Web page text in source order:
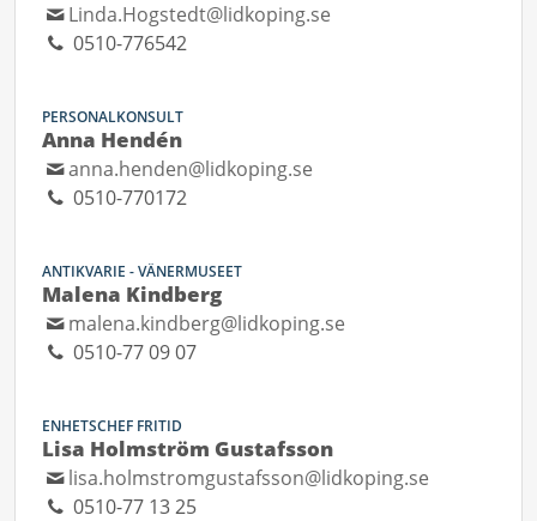
Linda.Hogstedt@lidkoping.se
0510-776542
PERSONALKONSULT
Anna Hendén
anna.henden@lidkoping.se
0510-770172
ANTIKVARIE - VÄNERMUSEET
Malena Kindberg
malena.kindberg@lidkoping.se
0510-77 09 07
ENHETSCHEF FRITID
Lisa Holmström Gustafsson
lisa.holmstromgustafsson@lidkoping.se
0510-77 13 25